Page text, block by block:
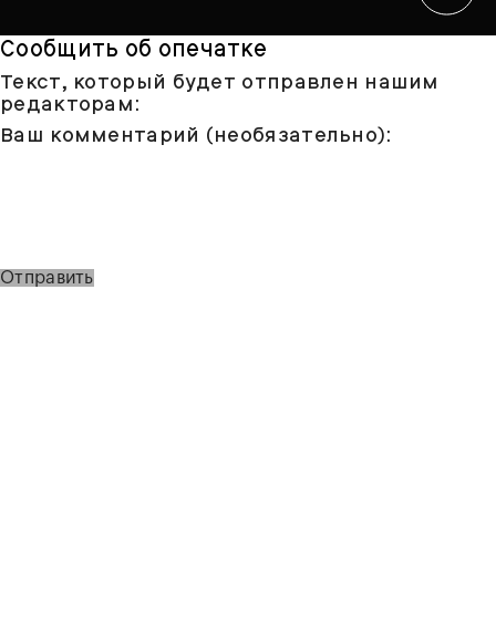
Сообщить об опечатке
Текст, который будет отправлен нашим
редакторам:
Ваш комментарий (необязательно):
Отправить